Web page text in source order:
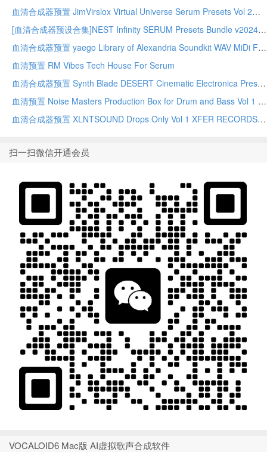
血清合成器预置 JimVirslox Virtual Universe Serum Presets Vol 2
[血清合成器预设合集]NEST Infinity SERUM Presets Bundle v2024.6（11.5Gb）
血清合成器预置 yaego Library of Alexandria Soundkit WAV MiDi FST FL SKIN XFER RECORDS SERUM
血清预置 RM Vibes Tech House For Serum
血清合成器预置 Synth Blade DESERT Cinematic Electronica Presets for Serum
血清预置 Noise Masters Production Box for Drum and Bass Vol 1 WAV SERUM
血清合成器预置 XLNTSOUND Drops Only Vol 1 XFER RECORDS SERUM
扫一扫微信开通会员
VOCALOID6 Mac版 AI虚拟歌声合成软件